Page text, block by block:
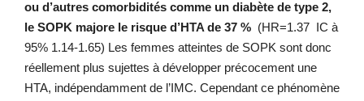
ou d’autres comorbidités comme un diabète de type 2,
le SOPK majore le risque d’HTA de 37 % (HR=1.37 IC à
95% 1.14-1.65) Les femmes atteintes de SOPK sont donc
réellement plus sujettes à développer précocement une
HTA, indépendamment de l’IMC. Cependant ce phénomène